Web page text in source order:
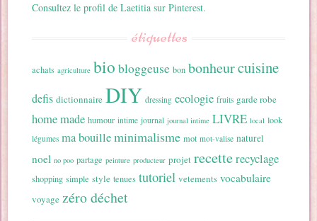
Consultez le profil de Laetitia sur Pinterest.
étiquettes
achats agriculture bio bloggeuse bon bonheurcuisine
defis dictionnaire DIY dressing ecologie fruits garde robe
home made humour intime journal journal intime LIVRE local look
légumes ma bouilleminimalisme mot mot-valise naturel
noel no poo partage peinture producteur projet recetterecyclage
shopping simple style tenues tutoriel vetements vocabulaire
voyage zéro déchet